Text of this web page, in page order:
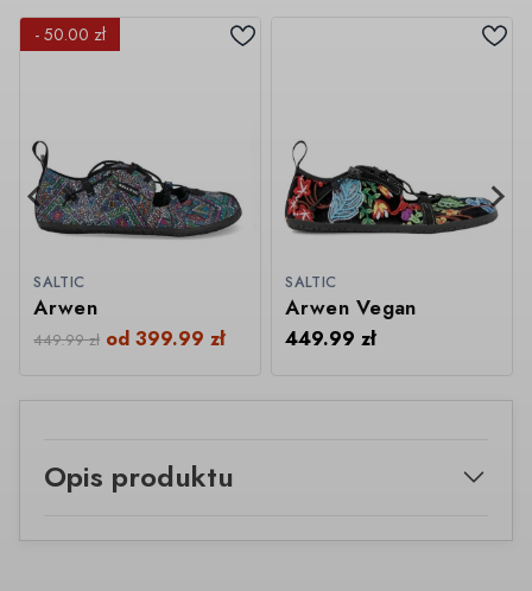
- 50.00 zł
SALTIC
Arwen
449.99zł od399.99zł
SALTIC
Arwen Vegan
449.99zł
Opis produktu